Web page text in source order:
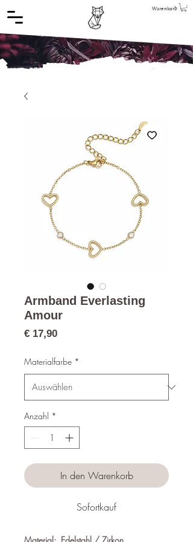
Warenkorb
Armband Everlasting
Amour
€ 17,90Preis
Materialfarbe *
Anzahl *
In den Warenkorb
Sofortkauf